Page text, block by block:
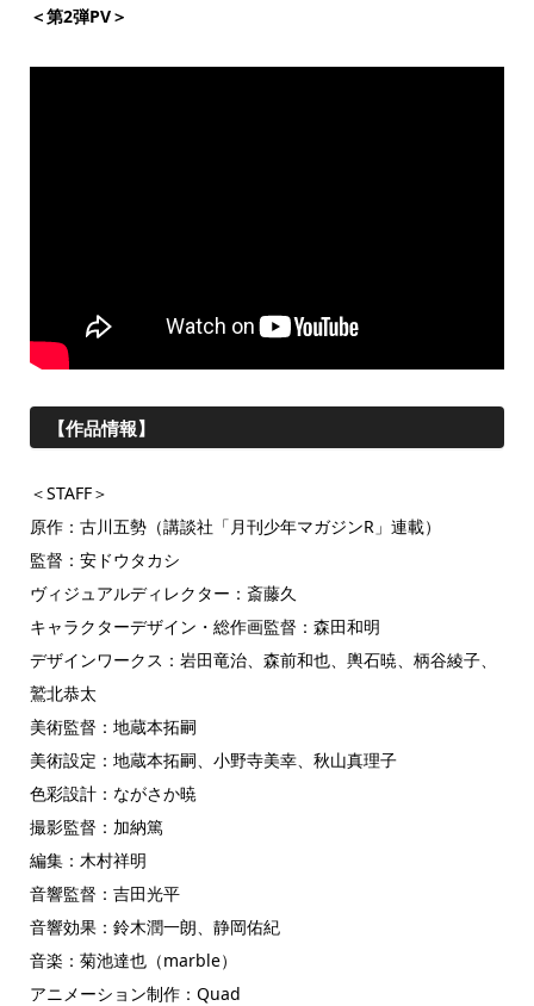
＜第2弾PV＞
【作品情報】
＜STAFF＞
原作：古川五勢（講談社「月刊少年マガジンR」連載）
監督：安ドウタカシ
ヴィジュアルディレクター：斎藤久
キャラクターデザイン・総作画監督：森田和明
デザインワークス：岩田竜治、森前和也、輿石暁、柄谷綾子、
鷲北恭太
美術監督：地蔵本拓嗣
美術設定：地蔵本拓嗣、小野寺美幸、秋山真理子
色彩設計：ながさか暁
撮影監督：加納篤
編集：木村祥明
音響監督：吉田光平
音響効果：鈴木潤一朗、静岡佑紀
音楽：菊池達也（marble）
アニメーション制作：Quad